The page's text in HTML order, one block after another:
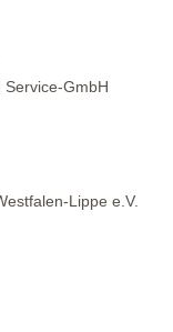
GmbH
Lippe e.V.